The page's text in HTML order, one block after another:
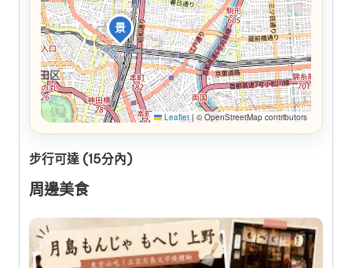
景
Leaflet |© OpenStreetMap contributors
步行可達 (15分內)
周邊美食